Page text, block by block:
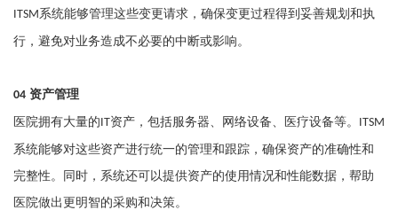
ITSM 系统能够管理这些变更请求，确保变更过程得到妥善规划和执
行，避免对业务造成不必要的中断或影响。
04 资产管理
医院拥有大量的 IT资产，包括服务器、网络设备、医疗设备等。
ITSM
系统能够对这些资产进行统一的管理和跟踪，确保资产的准确性和
完整性。同时，系统还可以提供资产的使用情况和性能数据，帮助
医院做出更明智的采购和决策。